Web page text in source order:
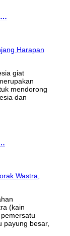
giat
mendorong
dan
(kain
payung besar,